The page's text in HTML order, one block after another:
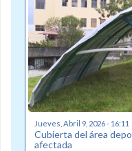
Jueves, Abril 9, 2026 - 16:11
Cubierta del área
afectada